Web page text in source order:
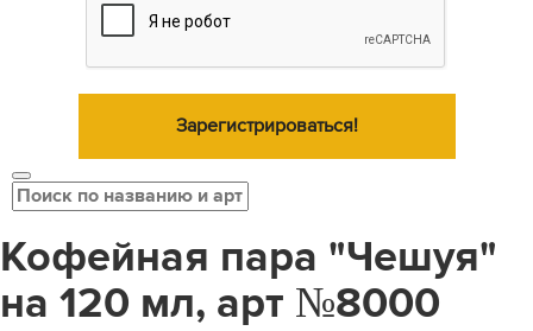
Зарегистрироваться!
Кофейная пара "Чешуя"
на 120 мл, арт №8000